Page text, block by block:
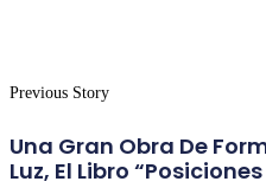
Previous Story
Una Gran Obra De
Luz, El Libro